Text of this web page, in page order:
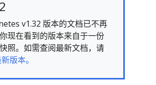
v1.32 版本的文档已不再
现在看到的版本来自于一份
照。如需查阅最新文档，请
版本。